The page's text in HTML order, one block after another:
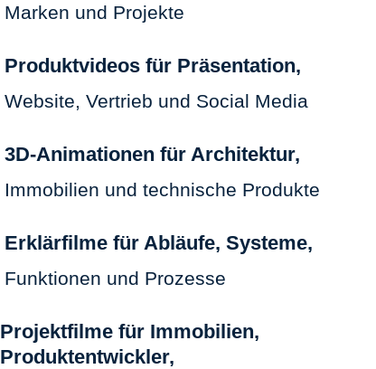
Marken und Projekte
Produktvideos für Präsentation,
Website, Vertrieb und Social Media
3D-Animationen für Architektur,
Immobilien und technische Produkte
Erklärfilme für Abläufe, Systeme,
Funktionen und Prozesse
Projektfilme für Immobilien,
Produktentwickler,